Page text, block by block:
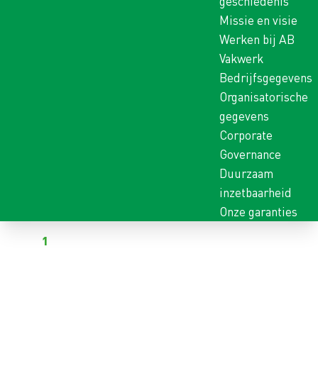
Missie en visie
Werken bij AB
Vakwerk
Bedrijfsgegevens
Organisatorische
gegevens
Corporate
Governance
Duurzaam
inzetbaarheid
Onze garanties
1